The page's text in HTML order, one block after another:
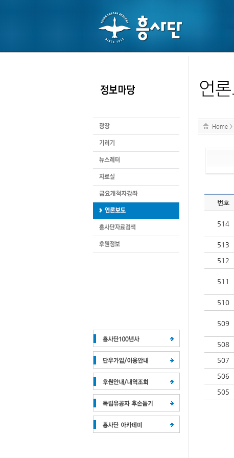
Home >
번호
514
513
512
511
510
509
508
507
506
505